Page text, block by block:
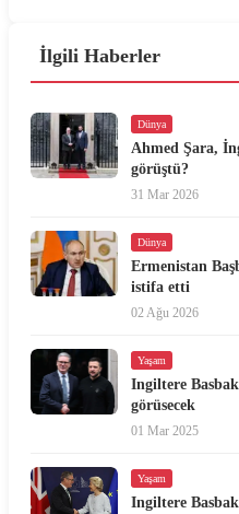
İlgili Haberler
Dünya
Ahmed Şara,
görüştü?
31 Mar 2026
Dünya
Ermenistan
istifa etti
02 Ağu 2026
Yaşam
Ingiltere
görüsecek
01 Mar 2025
Yaşam
Ingiltere